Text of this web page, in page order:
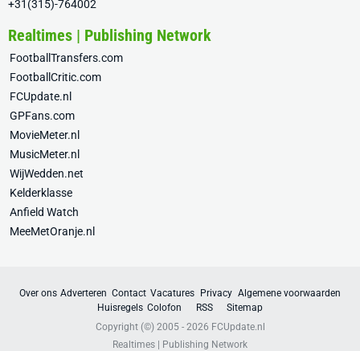
+31(315)-764002
Realtimes | Publishing Network
FootballTransfers.com
FootballCritic.com
FCUpdate.nl
GPFans.com
MovieMeter.nl
MusicMeter.nl
WijWedden.net
Kelderklasse
Anfield Watch
MeeMetOranje.nl
Over ons Adverteren Contact Vacatures Privacy Algemene voorwaarden
Huisregels Colofon RSS
Sitemap
Copyright (©) 2005 - 2026 FCUpdate.nl
Realtimes | Publishing Network